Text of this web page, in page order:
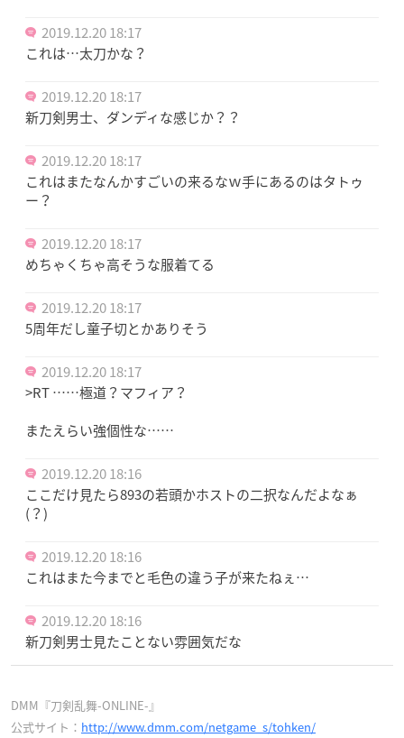
2019.12.20 18:17
これは…太刀かな？
2019.12.20 18:17
新刀剣男士、ダンディな感じか？？
2019.12.20 18:17
これはまたなんかすごいの来るなｗ手にあるのはタトゥ
ー？
2019.12.20 18:17
めちゃくちゃ高そうな服着てる
2019.12.20 18:17
5周年だし童子切とかありそう
2019.12.20 18:17
>RT ……極道？マフィア？
またえらい強個性な……
2019.12.20 18:16
ここだけ見たら893の若頭かホストの二択なんだよなぁ
(？)
2019.12.20 18:16
これはまた今までと毛色の違う子が来たねぇ…
2019.12.20 18:16
新刀剣男士見たことない雰囲気だな
DMM『刀剣乱舞-ONLINE-』
公式サイト： http://www.dmm.com/netgame_s/tohken/